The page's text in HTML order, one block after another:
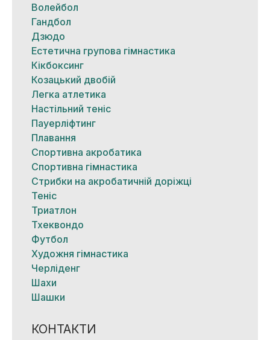
Волейбол
Гандбол
Дзюдо
Естетична групова гімнастика
Кікбоксинг
Козацький двобій
Легка атлетика
Настільний теніс
Пауерліфтинг
Плавання
Спортивна акробатика
Спортивна гімнастика
Стрибки на акробатичній доріжці
Теніс
Триатлон
Тхеквондо
Футбол
Художня гімнастика
Черліденг
Шахи
Шашки
КОНТАКТИ